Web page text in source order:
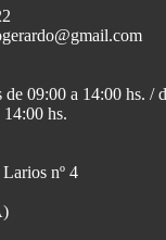
de 09:00 a 14:00 hs. /
hs.
nº 4